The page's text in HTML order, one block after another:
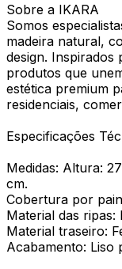
Sobre a IKARA
Somos
madeira natural,
design. Inspirados
produtos que
estética premium
residenciais,
Especificações
Medidas: Altura:
cm.
Cobertura por
Material das ripas:
Material traseiro:
Acabamento: Liso